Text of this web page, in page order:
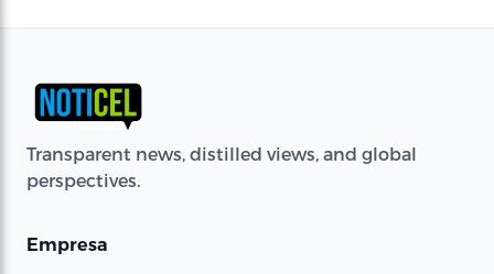
Transparent news, distilled views, and global
perspectives.
Empresa